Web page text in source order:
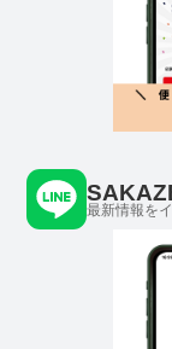
最新情報を